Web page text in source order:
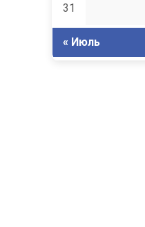
31
« Июль